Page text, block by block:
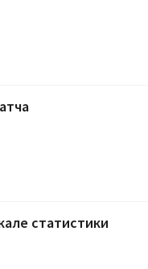
статистики